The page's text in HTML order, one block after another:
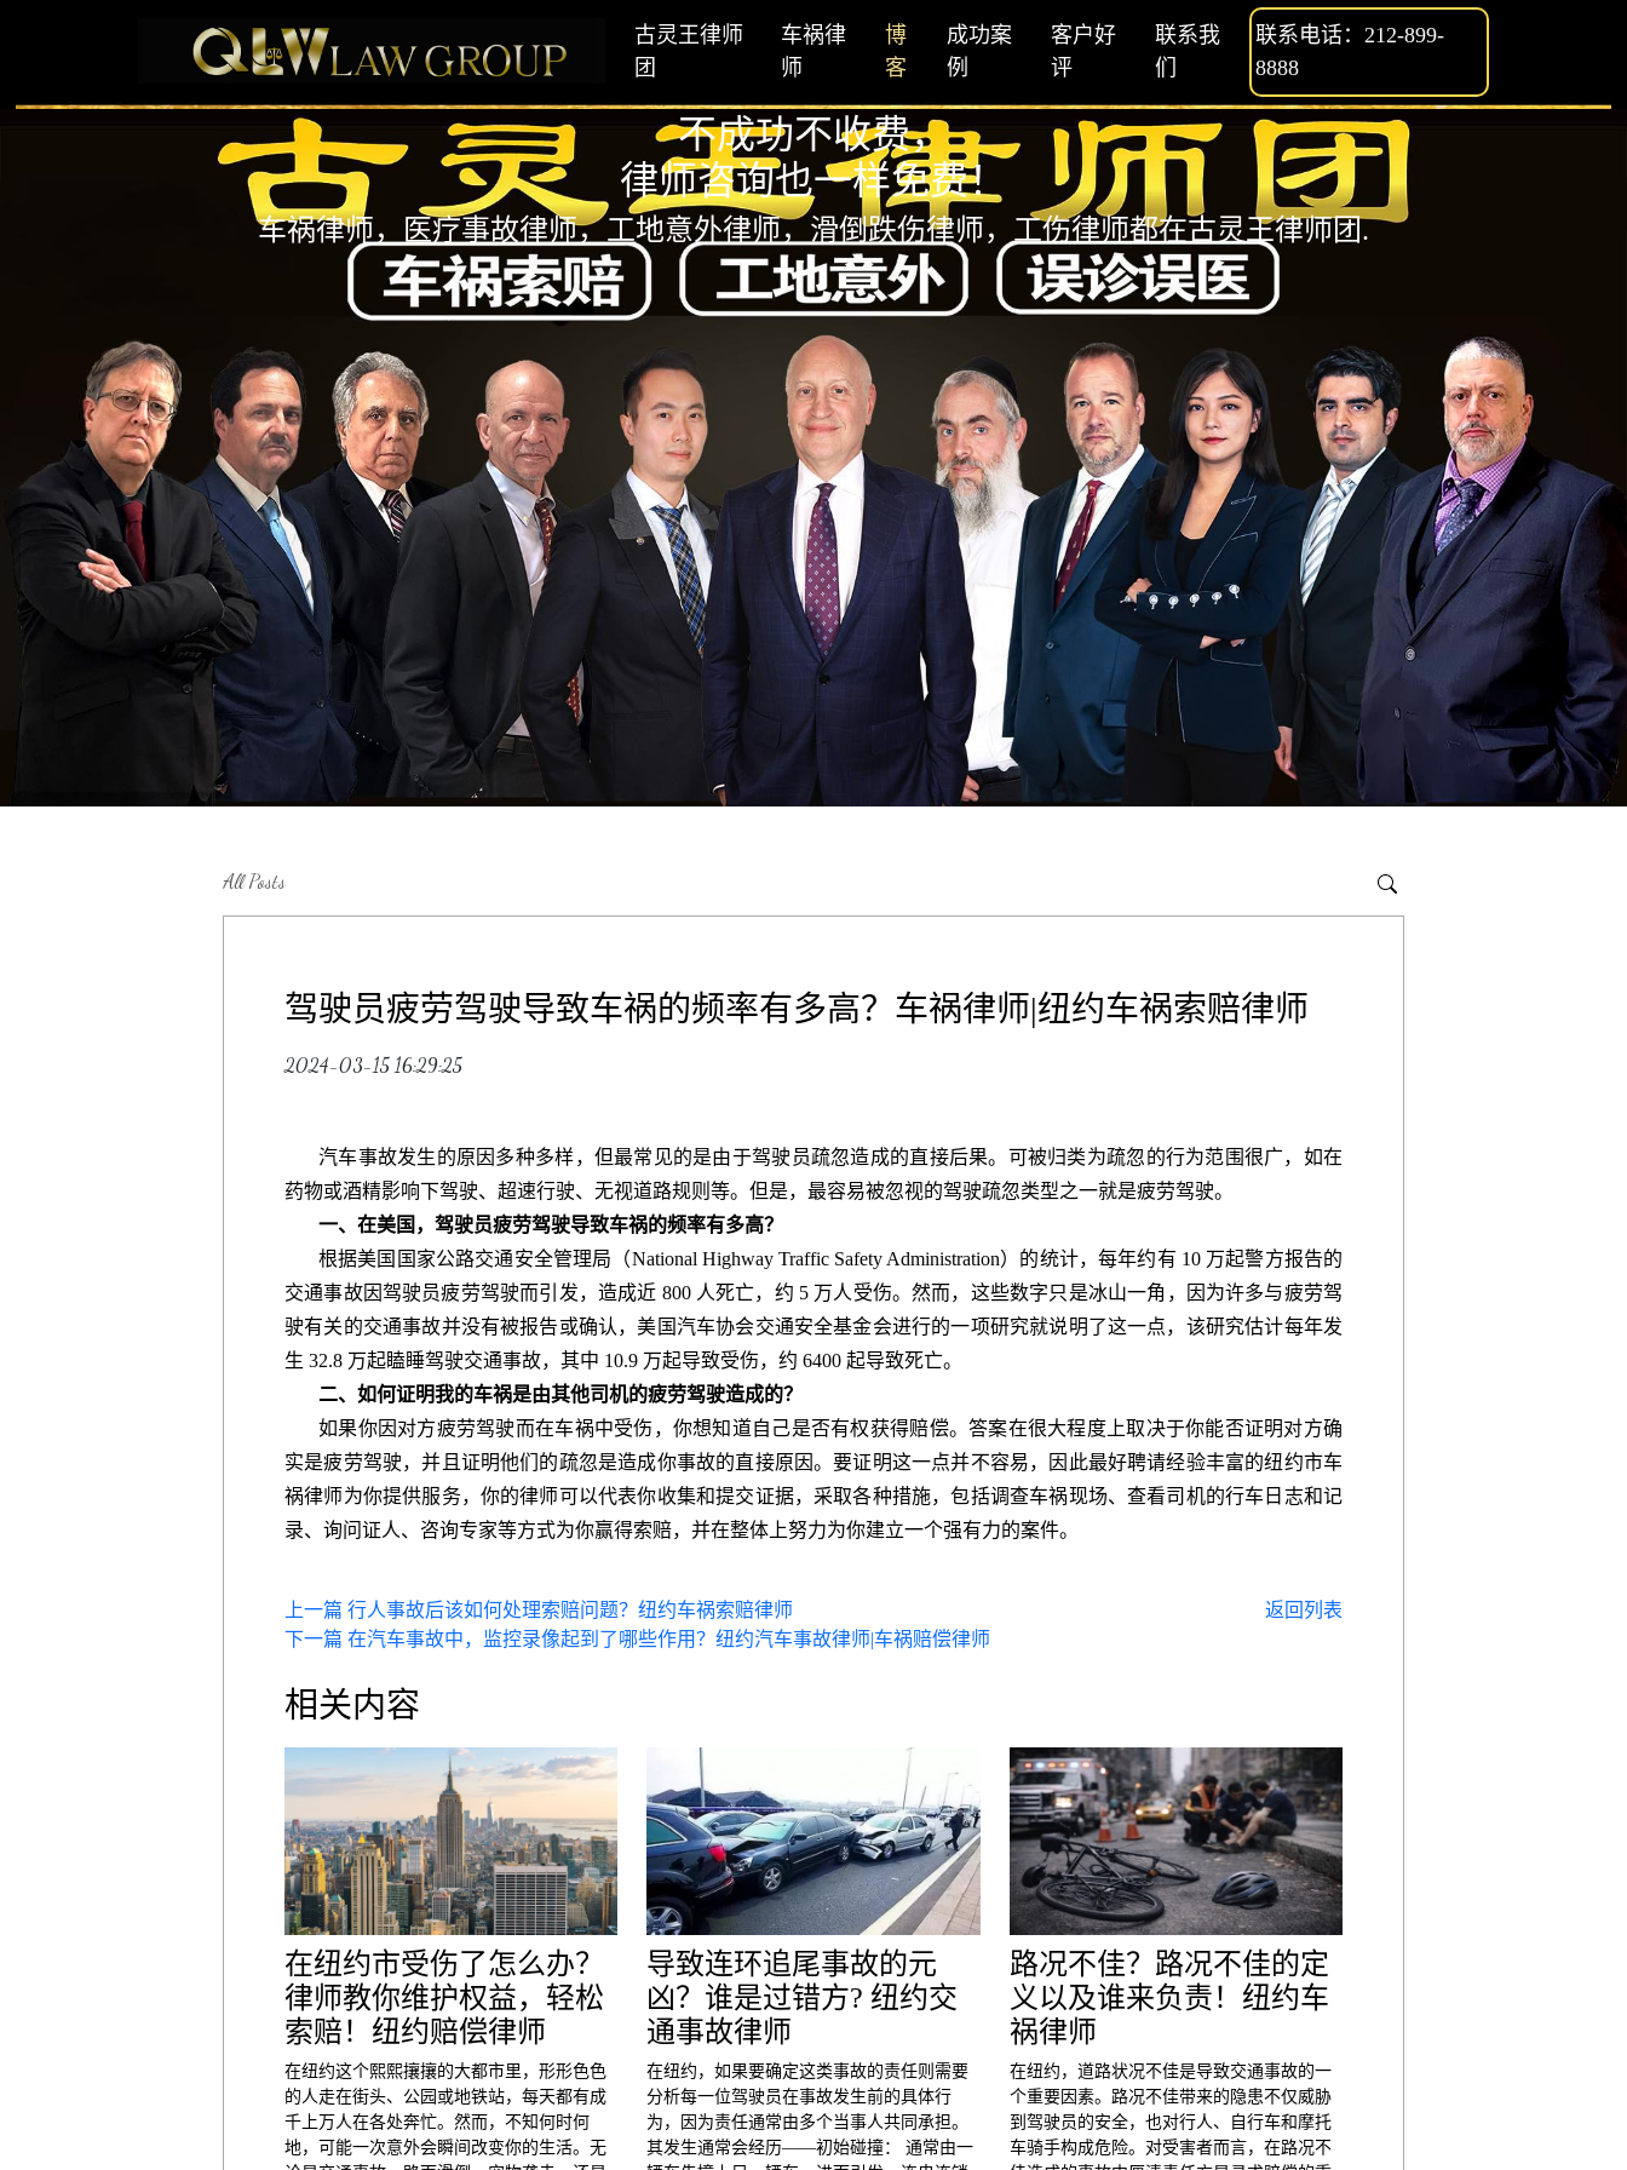
古灵王律师
团
车祸律
师
博
客
成功案
例
客户好
评
联系我
们
联系电话：212-899-
8888
不成功不收费，
律师咨询也一样免费！
车祸律师，医疗事故律师，工地意外律师，滑倒跌伤律师，工伤律师都在古灵王律师团.
All Posts
驾驶员疲劳驾驶导致车祸的频率有多高？车祸律师|纽约车祸索赔律师
2024-03-15 16:29:25
汽车事故发生的原因多种多样，但最常见的是由于驾驶员疏忽造成的直接后果。可被归类为疏忽的行为范围很广，如在
药物或酒精影响下驾驶、超速行驶、无视道路规则等。但是，最容易被忽视的驾驶疏忽类型之一就是疲劳驾驶。
一、在美国，驾驶员疲劳驾驶导致车祸的频率有多高？
根据美国国家公路交通安全管理局（National Highway Traffic Safety Administration）的统计，每年约有 10 万起警方报告的
交通事故因驾驶员疲劳驾驶而引发，造成近 800 人死亡，约 5 万人受伤。然而，这些数字只是冰山一角，因为许多与疲劳驾
驶有关的交通事故并没有被报告或确认，美国汽车协会交通安全基金会进行的一项研究就说明了这一点，该研究估计每年发
生 32.8 万起瞌睡驾驶交通事故，其中 10.9 万起导致受伤，约 6400 起导致死亡。
二、如何证明我的车祸是由其他司机的疲劳驾驶造成的？
如果你因对方疲劳驾驶而在车祸中受伤，你想知道自己是否有权获得赔偿。答案在很大程度上取决于你能否证明对方确
实是疲劳驾驶，并且证明他们的疏忽是造成你事故的直接原因。要证明这一点并不容易，因此最好聘请经验丰富的纽约市车
祸律师为你提供服务，你的律师可以代表你收集和提交证据，采取各种措施，包括调查车祸现场、查看司机的行车日志和记
录、询问证人、咨询专家等方式为你赢得索赔，并在整体上努力为你建立一个强有力的案件。
上一篇 行人事故后该如何处理索赔问题？纽约车祸索赔律师
返回列表
下一篇 在汽车事故中，监控录像起到了哪些作用？纽约汽车事故律师|车祸赔偿律师
相关内容
在纽约市受伤了怎么办？
律师教你维护权益，轻松
索赔！纽约赔偿律师
在纽约这个熙熙攘攘的大都市里，形形色色
的人走在街头、公园或地铁站，每天都有成
千上万人在各处奔忙。然而，不知何时何
地，可能一次意外会瞬间改变你的生活。无
导致连环追尾事故的元
凶？谁是过错方? 纽约交
通事故律师
在纽约，如果要确定这类事故的责任则需要
分析每一位驾驶员在事故发生前的具体行
为，因为责任通常由多个当事人共同承担。
其发生通常会经历——初始碰撞： 通常由一
路况不佳？路况不佳的定
义以及谁来负责！纽约车
祸律师
在纽约，道路状况不佳是导致交通事故的一
个重要因素。路况不佳带来的隐患不仅威胁
到驾驶员的安全，也对行人、自行车和摩托
车骑手构成危险。对受害者而言，在路况不